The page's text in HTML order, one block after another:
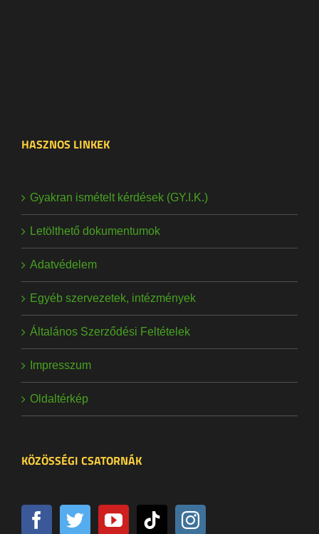
HASZNOS LINKEK
Gyakran ismételt kérdések (GY.I.K.)
Letölthető dokumentumok
Adatvédelem
Egyéb szervezetek, intézmények
Általános Szerződési Feltételek
Impresszum
Oldaltérkép
KÖZÖSSÉGI CSATORNÁK